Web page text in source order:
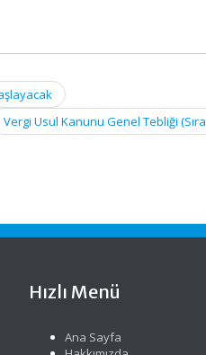
Vergi Usul Kanunu Genel Tebliği
Hızlı Menü
Ana Sayfa